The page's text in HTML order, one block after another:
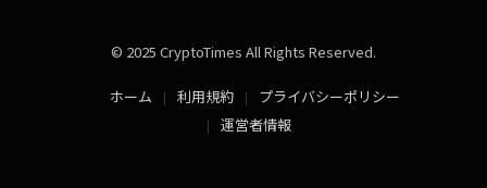
© 2025 CryptoTimes All Rights Reserved.
ホーム 利用規約
プライバシーポリシー
運営者情報